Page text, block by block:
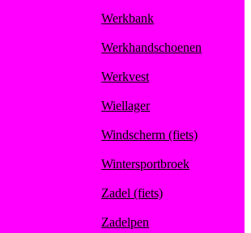
Werkbank
Werkhandschoenen
Werkvest
Wiellager
Windscherm (fiets)
Wintersportbroek
Zadel (fiets)
Zadelpen